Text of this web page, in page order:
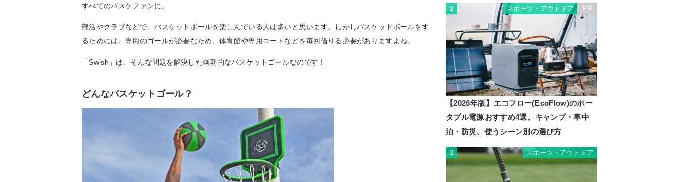
すべてのバスケファンに。
部活やクラブなどで、バスケットボールを楽しんでいる人は多いと思います。しかしバスケットボールをす
るためには、専用のゴールが必要なため、体育館や専用コートなどを毎回借りる必要がありますよね。
「Swish」は、そんな問題を解決した画期的なバスケットゴールなのです！
どんなバスケットゴール？
2 スポーツ・アウトドア PR
【2026年版】エコフロー(EcoFlow)のポー
タブル電源おすすめ4選。キャンプ・車中
泊・防災、使うシーン別の選び方
3 スポーツ・アウトドア